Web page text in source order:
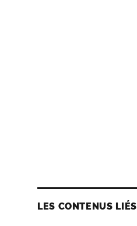
LES CONTENUS LIÉS